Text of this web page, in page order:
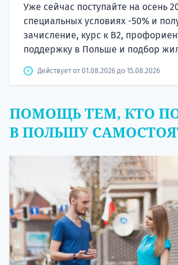
Уже сейчас поступайте на осень
специальных условиях -50% и
зачисление, курс к B2,
поддержку в Польше и подбор
Действует от 01.08.2026 до 15.08.2026
ПОМОЩЬ ТЕМ, КТО
В ПОЛЬШУ